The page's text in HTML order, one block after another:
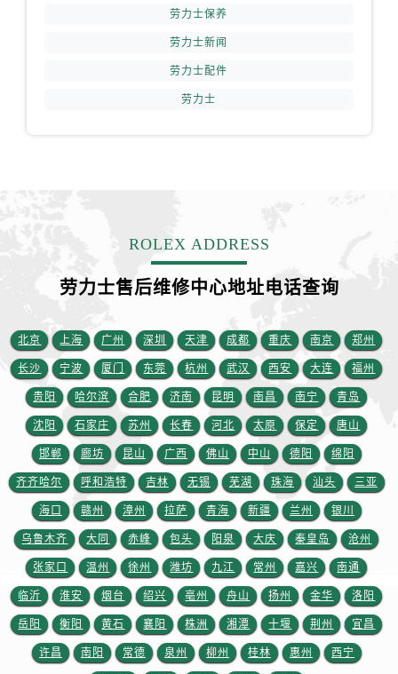
劳力士保养
劳力士新闻
劳力士配件
劳力士
ROLEX ADDRESS
劳力士售后维修中心地址电话查询
北京 上海 广州 深圳 天津 成都 重庆 南京 郑州
长沙 宁波 厦门 东莞 杭州 武汉 西安 大连 福州
贵阳 哈尔滨 合肥 济南 昆明 南昌 南宁 青岛
沈阳 石家庄 苏州 长春 河北 太原 保定 唐山
邯郸 廊坊 昆山 广西 佛山 中山 德阳 绵阳
齐齐哈尔 呼和浩特 吉林 无锡 芜湖 珠海 汕头 三亚
海口 赣州 漳州 拉萨 青海 新疆 兰州 银川
乌鲁木齐 大同 赤峰 包头 阳泉 大庆 秦皇岛 沧州
张家口 温州 徐州 潍坊 九江 常州 嘉兴 南通
临沂 淮安 烟台 绍兴 亳州 舟山 扬州 金华 洛阳
岳阳 衡阳 黄石 襄阳 株洲 湘潭 十堰 荆州 宜昌
许昌 南阳 常德 泉州 柳州 桂林 惠州 西宁